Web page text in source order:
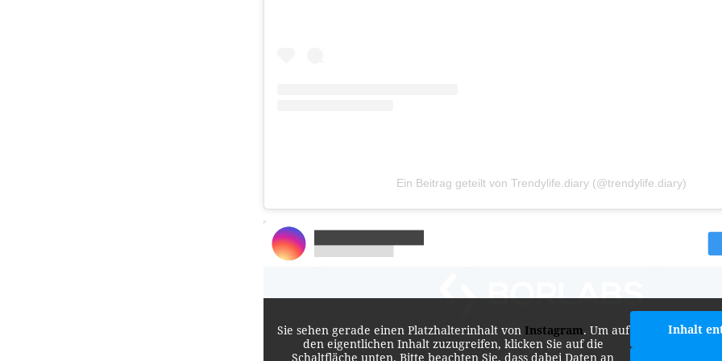
Ein Beitrag geteilt von Trendylife.diary (@trendylife.diary)
Sie sehen gerade einen Platzhalterinhalt von Instagram. Um auf
den eigentlichen Inhalt zuzugreifen, klicken Sie auf die
Schaltfläche unten. Bitte beachten Sie, dass dabei Daten an
Inhalt